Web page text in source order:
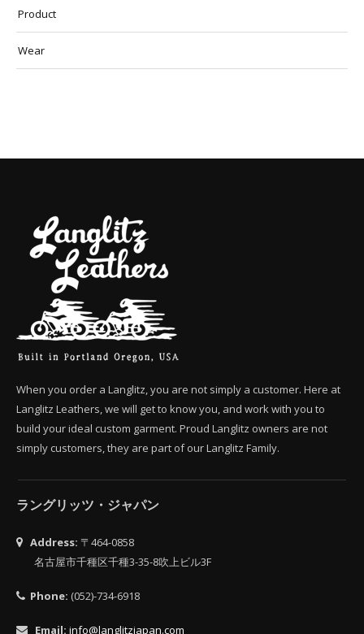
Product
Wear
When you order a Langlitz, you are not simply a customer. Here at
Langlitz Leathers, we will get to know you, and work with you to
build your ideal custom garment. Proud Langlitz owners are not
simply customers, they are part of our Langlitz Family.
ラングリッツ・ジャパン
Address: 〒464-0858
名古屋市千種区千種3-35-8吹上ビル3F
Phone: (052)-734-6918
Email: info@langlitzjapan.com